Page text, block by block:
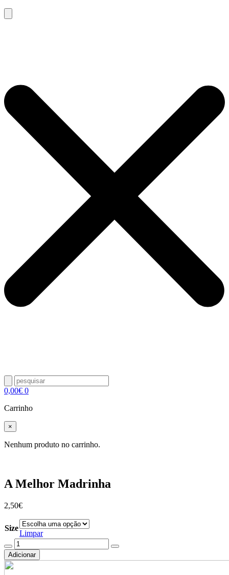
0,00€ 0
Carrinho
×
Nenhum produto no carrinho.
A Melhor Madrinha
2,50€
Size
Limpar
Quantidade
de
A
Melhor
Adicionar